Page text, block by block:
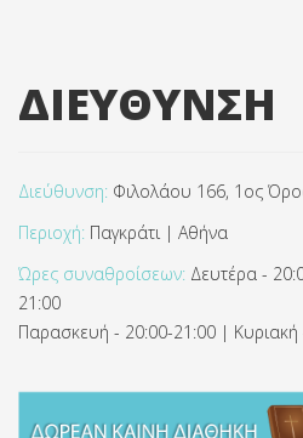
ΔΙΕΥΘΥΝΣΗ
Διεύθυνση: Φιλολάου 166, 1ος
Περιοχή: Παγκράτι | Αθήνα
Ώρες συναθροίσεων: Δευτέρα -
21:00
Παρασκευή - 20:00-21:00 | Κυριακή